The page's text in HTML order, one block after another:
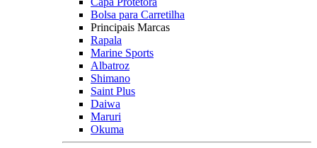
Bolsa para Carretilha
Principais Marcas
Rapala
Marine Sports
Albatroz
Shimano
Saint Plus
Daiwa
Maruri
Okuma